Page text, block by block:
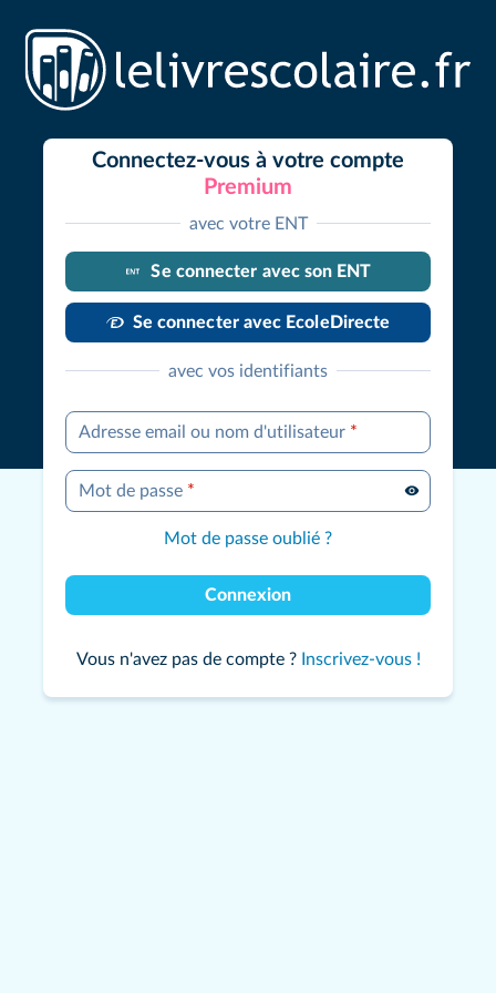
Connectez-vous à votre compte
Premium
avec votre ENT
Se connecter avec son ENT
Se connecter avec EcoleDirecte
avec vos identifiants
Adresse email ou nom d'utilisateur *
Mot de passe *
Mot de passe oublié ?
Connexion
Vous n'avez pas de compte ? Inscrivez-vous !